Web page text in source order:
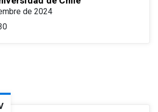
de 2024